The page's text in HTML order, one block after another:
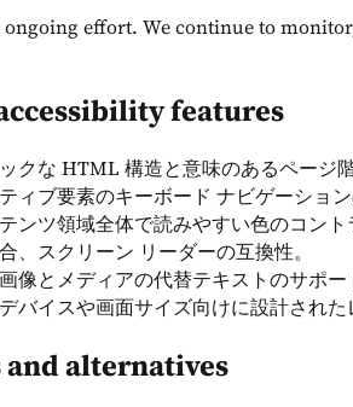
effort. We continue to
features
クな HTML 構造と意味のあるページ階
ィブ要素のキーボード ナビゲーション
ンツ領域全体で読みやすい色のコント
、スクリーン リーダーの互換性。
像とメディアの代替テキストのサポー
バイスや画面サイズ向けに設計された
alternatives